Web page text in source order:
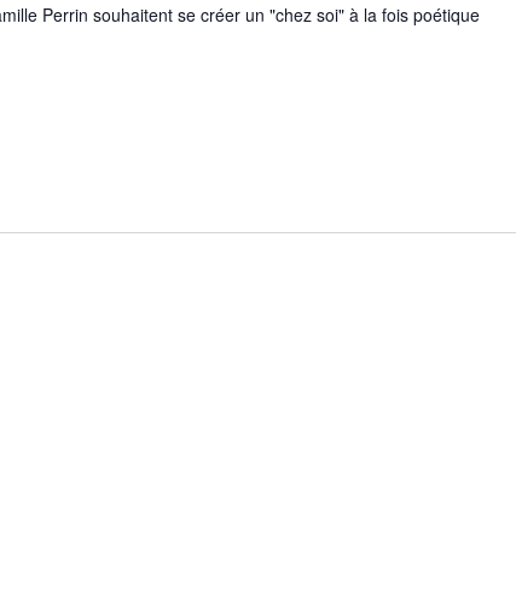
Perrin souhaitent se créer un "chez soi" à la fois poétique